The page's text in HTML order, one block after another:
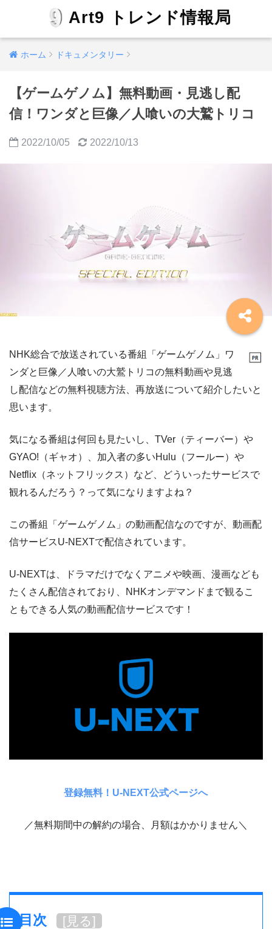
Art9 トレンド情報局
ホーム ドキュメンタリー
【ゲームゲノム】無料動画・見逃し配
信！ワンダと巨像／人喰いの大鷲トリコ
2022/10/05 2022/10/13
NHK総合で放送されている番組「ゲームゲノム」ワ
ンダと巨像／人喰いの大鷲トリコの無料動画や見逃
し配信などの無料視聴方法、再放送について紹介したいと
思います。
気になる番組は何回も見たいし、TVer（ティーバー）や
GYAO!（ギャオ）、加入者の多いHulu（フールー）や
Netflix（ネットフリックス）など、どういったサービスで
観れるんだろう？って気になりますよね？
この番組「ゲームゲノム」の動画配信なのですが、動画配
信サービスU-NEXTで配信されています。
U-NEXTは、ドラマだけでなくアニメや映画、漫画なども
たくさん配信されており、NHKオンデマンドまで観るこ
ともできる人気の動画配信サービスです！
登録無料！U-NEXT公式ページへ
／無料期間中の解約の場合、月額はかかりません＼
目次 [見る]